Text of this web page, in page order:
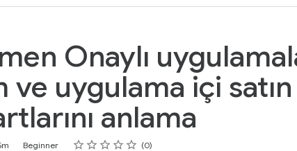
Onaylı
ve uygulama içi
anlama
Beginner Rating
1 star
2 stars
3 stars
4 stars
5 stars 0